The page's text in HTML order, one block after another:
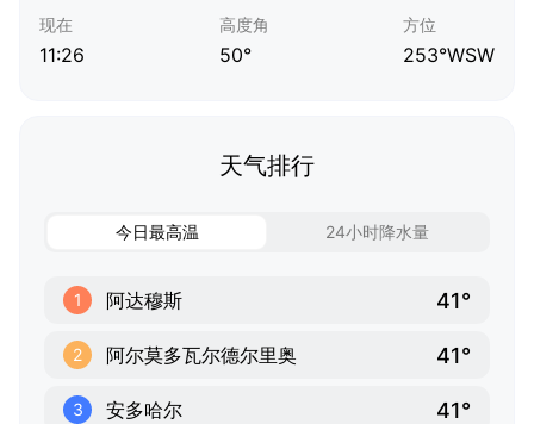
现在
11:26
高度角
50°
方位
253°WSW
天气排行
今日最高温 24小时降水量
1 阿达穆斯 41°
2 阿尔莫多瓦尔德尔里奥 41°
3 安多哈尔 41°